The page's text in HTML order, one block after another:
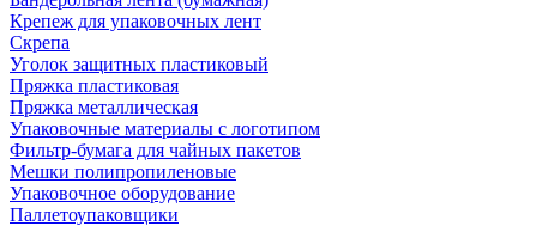
Крепеж для упаковочных лент
Скрепа
Уголок защитных пластиковый
Пряжка пластиковая
Пряжка металлическая
Упаковочные материалы с логотипом
Фильтр-бумага для чайных пакетов
Мешки полипропиленовые
Упаковочное оборудование
Паллетоупаковщики